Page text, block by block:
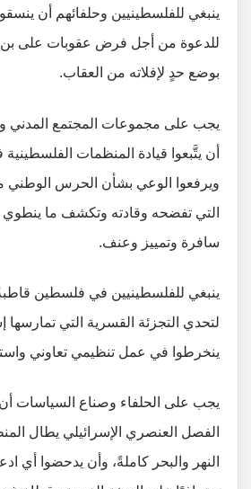
ينبغي للفلسطينيين وحلفائهم أن
للدعوة من أجل فرض عقوبات على بن
بوضع حدٍ لإفلاته من العقاب.
يجب على مجموعات المجتمع المدني
ويرفعوا الوعي بشأن الحرس الوطني
التي تفضحه وقادته وتكشف ما
سافرة وتمييز وعنف.
ينبغي للفلسطينيين في فلسطين
لتحدي التجزئة القسرية التي تمارسها
ينخرطوا في عمل تنظيمي تعاوني
يجب على الحلفاء وصناع السياسات أن
الفصل العنصري الإسرائيلي يطال
النهر والبحر كاملةً، وأن يدحضوا أي